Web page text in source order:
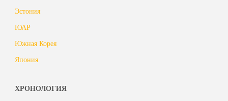
Эстония
ЮАР
Южная Корея
Япония
ХРОНОЛОГИЯ